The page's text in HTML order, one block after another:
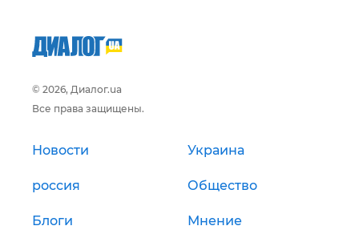
© 2026, Диалог.ua
Все права защищены.
Новости Украина
россия Общество
Блоги Мнение